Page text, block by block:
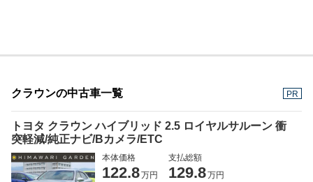
クラウンの中古車一覧 PR
トヨタ クラウン ハイブリッド 2.5 ロイヤルサルーン 衝
突軽減/純正ナビ/Bカメラ/ETC
本体価格
122.8万円
支払総額
129.8万円